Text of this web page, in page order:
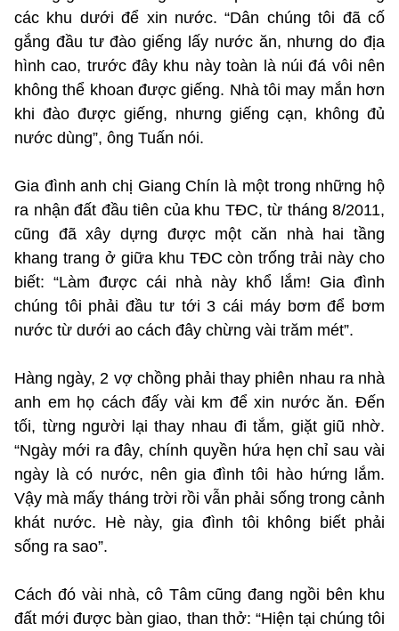
các khu dưới để xin nước. “Dân chúng tôi đã cố
gắng đầu tư đào giếng lấy nước ăn, nhưng do địa
hình cao, trước đây khu này toàn là núi đá vôi nên
không thể khoan được giếng. Nhà tôi may mắn hơn
khi đào được giếng, nhưng giếng cạn, không đủ
nước dùng”, ông Tuấn nói.
Gia đình anh chị Giang Chín là một trong những hộ
ra nhận đất đầu tiên của khu TĐC, từ tháng 8/2011,
cũng đã xây dựng được một căn nhà hai tầng
khang trang ở giữa khu TĐC còn trống trải này cho
biết: “Làm được cái nhà này khổ lắm! Gia đình
chúng tôi phải đầu tư tới 3 cái máy bơm để bơm
nước từ dưới ao cách đây chừng vài trăm mét”.
Hàng ngày, 2 vợ chồng phải thay phiên nhau ra nhà
anh em họ cách đấy vài km để xin nước ăn. Đến
tối, từng người lại thay nhau đi tắm, giặt giũ nhờ.
“Ngày mới ra đây, chính quyền hứa hẹn chỉ sau vài
ngày là có nước, nên gia đình tôi hào hứng lắm.
Vậy mà mấy tháng trời rồi vẫn phải sống trong cảnh
khát nước. Hè này, gia đình tôi không biết phải
sống ra sao”.
Cách đó vài nhà, cô Tâm cũng đang ngồi bên khu
đất mới được bàn giao, than thở: “Hiện tại chúng tôi